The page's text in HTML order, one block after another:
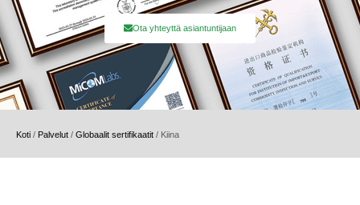
Ota yhteyttä asiantuntijaan
Koti / Palvelut / Globaalit sertifikaatit / Kiina